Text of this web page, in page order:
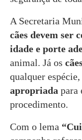
A Secretaria
cães devem ser
idade e porte
animal. Já os
qualquer
apropriada para
procedimento.
Com o lema